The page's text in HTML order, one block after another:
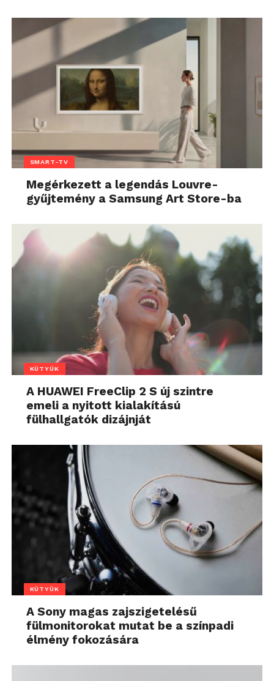
SMART-TV
Megérkezett a legendás Louvre-
gyűjtemény a Samsung Art Store-ba
KÜTYÜK
A HUAWEI FreeClip 2 S új szintre
emeli a nyitott kialakítású
fülhallgatók dizájnját
KÜTYÜK
A Sony magas zajszigetelésű
fülmonitorokat mutat be a színpadi
élmény fokozására